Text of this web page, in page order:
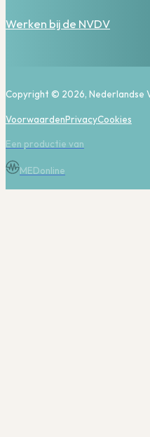
Werken bij de NVDV
Copyright © 2026, Nederlandse
VoorwaardenPrivacyCookies
Een productie van
MEDonline